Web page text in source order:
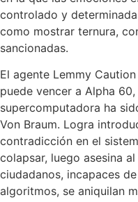
controlado y
como mostrar ternura,
sancionadas.
El agente Lemmy
puede vencer a Alpha
supercomputadora ha
Von Braum. Logra
contradicción en el
colapsar, luego asesina
ciudadanos, incapaces
algoritmos, se aniquilan